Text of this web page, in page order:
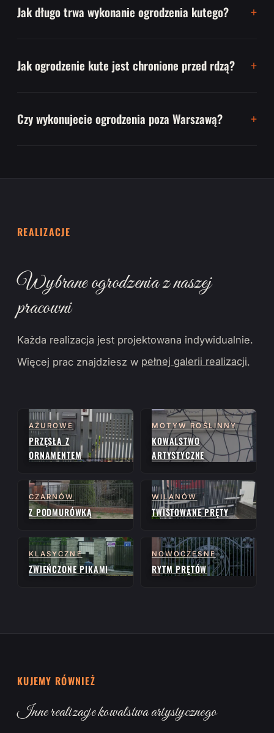
Jak długo trwa wykonanie ogrodzenia kutego?
Jak ogrodzenie kute jest chronione przed rdzą?
Czy wykonujecie ogrodzenia poza Warszawą?
REALIZACJE
Wybrane ogrodzenia z naszej
pracowni
Każda realizacja jest projektowana indywidualnie.
Więcej prac znajdziesz w pełnej galerii realizacji.
AŻUROWE
PRZĘSŁA Z
ORNAMENTEM
MOTYW ROŚLINNY
KOWALSTWO
ARTYSTYCZNE
CZARNÓW
Z PODMURÓWKĄ
WILANÓW
TWISTOWANE PRĘTY
KLASYCZNE
ZWIEŃCZONE PIKAMI
NOWOCZESNE
RYTM PRĘTÓW
KUJEMY RÓWNIEŻ
Inne realizacje kowalstwa artystycznego